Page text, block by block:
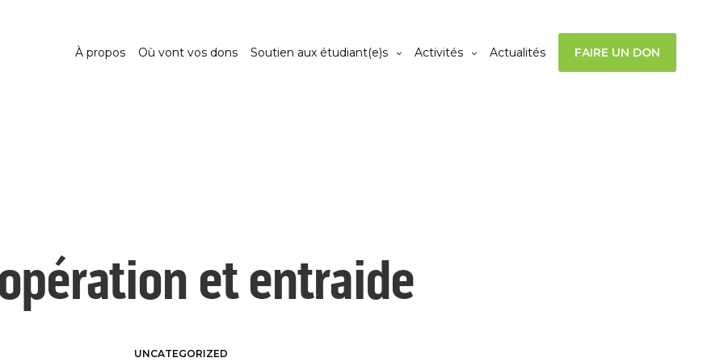
À propos Où vont vos dons Soutien aux étudiant(e)s Activités Actualités FAIRE UN DON
et entraide
UNCATEGORIZED